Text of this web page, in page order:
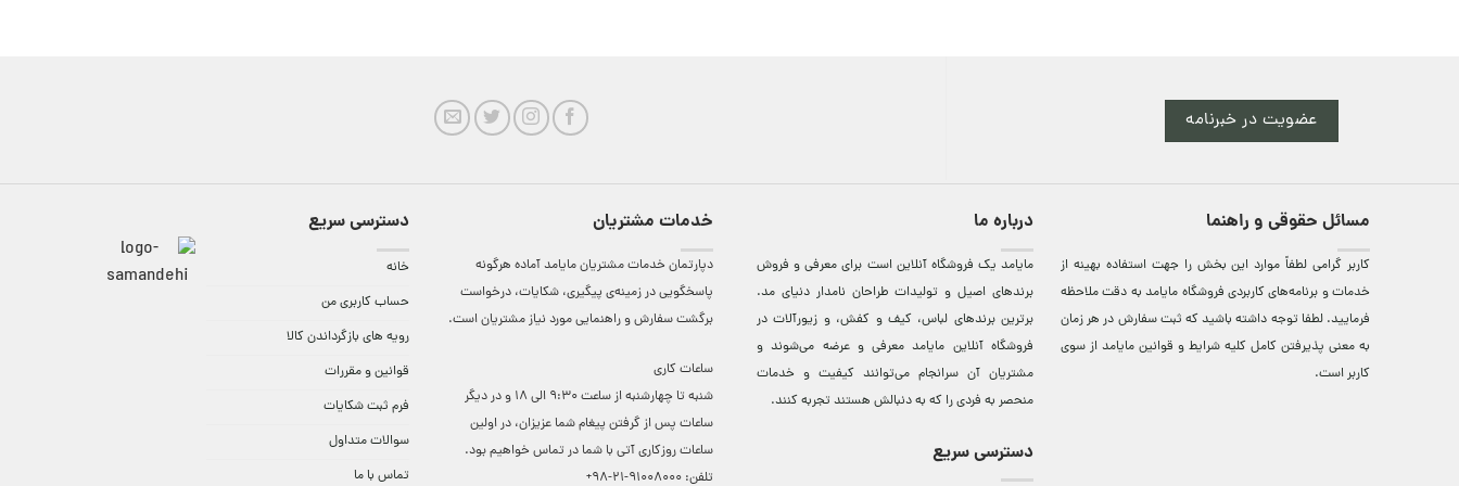
عضویت در خبرنامه
مسائل حقوقی و راهنما
کاربر گرامی لطفاً موارد این بخش را جهت استفاده بهینه از
خدمات و برنامه‌‏های کاربردی فروشگاه مایامد به دقت ملاحظه
فرمایید. لطفا توجه داشته باشید که ثبت سفارش در هر زمان
به معنی پذیرفتن کامل کلیه شرایط و قوانین مایامد از سوی
کاربر است.
درباره ما
مایامد يک فروشگاه آنلاين است برای معرفی و فروش
برندهای اصيل و توليدات طراحان نامدار دنيای مد.
برترين‌ برندهای لباس، کيف و کفش، و زيورآلات در
فروشگاه آنلاين مایامد معرفی و عرضه می‌شوند و
مشتريان آن سرانجام می‌توانند کيفيت و خدمات
منحصر به فردی را که به دنبالش هستند تجربه کنند.
دسترسی سریع
خدمات مشتریان
دپارتمان خدمات مشتریان مایامد آماده هرگونه
پاسخگویی در زمینه‌ی پیگیری، شکایات، درخواست
برگشت سفارش و راهنمایی مورد نیاز مشتریان است.
ساعات کاری
شنبه تا چهارشنبه از ساعت 9:30 الی 18 و در دیگر
ساعات ‌پس از گرفتن پیغام شما عزیزان، در اولین
ساعات روزکاری آتی با شما در تماس خواهیم بود.
تلفن: 91008000-21-98+
دسترسی سریع
خانه
حساب کاربری من
رویه های بازگرداندن کالا
قوانین و مقررات
فرم ثبت شکایات
سوالات متداول
تماس با ما